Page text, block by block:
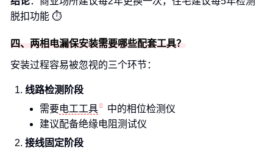
脱扣功能 ⏱️
四、两相电漏保安装需要哪些配套工具？
安装过程容易被忽视的三个环节：
线路检测阶段
需要电工工具
中的相位检测仪
建议配备绝缘电阻测试仪
接线固定阶段